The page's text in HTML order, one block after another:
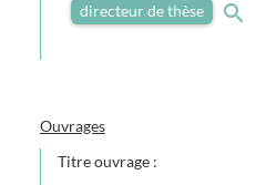
directeur de thèse
Ouvrages
Titre ouvrage :